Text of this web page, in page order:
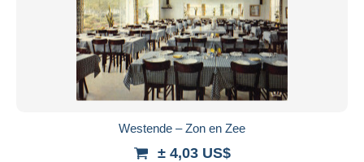
Westende – Zon en Zee
± 4,03 US$